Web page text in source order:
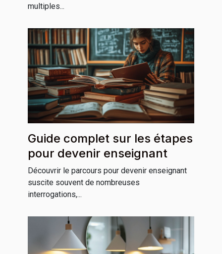
multiples...
Guide complet sur les étapes
pour devenir enseignant
Découvrir le parcours pour devenir enseignant
suscite souvent de nombreuses
interrogations,...